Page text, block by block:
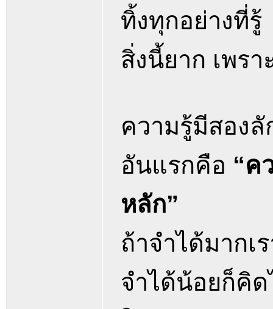
ทิ้งทุกอย่างที่รู้
สิ่งนี้ยาก เพร
ความรู้มีสอง
อันแรกคือ “ค
หลัก”
ถ้าจำได้มากเ
จำได้น้อยก็คิ